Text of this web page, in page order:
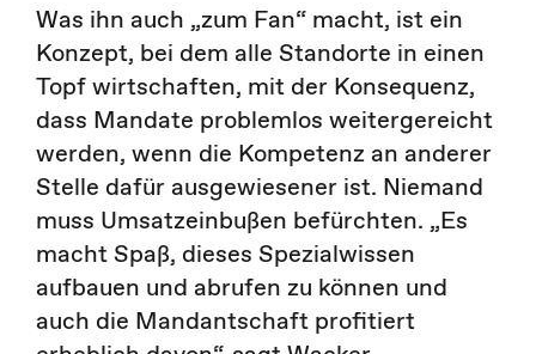
Was ihn auch „zum Fan“ macht, ist ein
Konzept, bei dem alle Standorte in einen
Topf wirtschaften, mit der Konsequenz,
dass Mandate problemlos weitergereicht
werden, wenn die Kompetenz an anderer
Stelle dafür ausgewiesener ist. Niemand
muss Umsatzeinbußen befürchten. „Es
macht Spaß, dieses Spezialwissen
aufbauen und abrufen zu können und
auch die Mandantschaft profitiert